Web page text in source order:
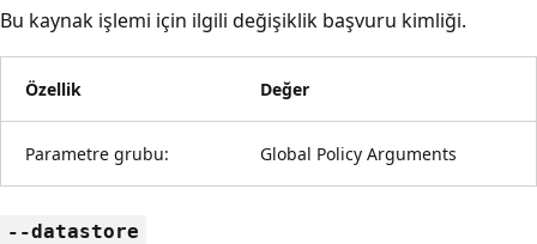
Bu kaynak işlemi için ilgili değişiklik başvuru kimliği.
Özellik Değer
Parametre grubu: Global Policy Arguments
--datastore